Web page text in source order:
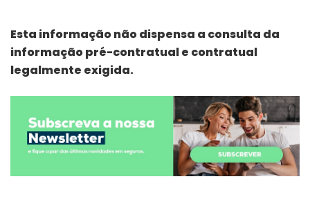
Esta informação não dispensa a consulta da
informação pré-contratual e contratual
legalmente exigida.